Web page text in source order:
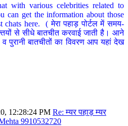
with various celebrities related to
can get the information about those
chats here. ( मेरा पहाड़ पोर्टल में समय-
से सीधे बातचीत करवाई जाती है। आने
व पुरानी बातचीतों का विवरण आप यहां देख
12:28:24 PM Re: म्यर पहाड़ म्यर
9910532720